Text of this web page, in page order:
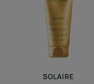
la
cire
de
jojoba
SOLAIRE